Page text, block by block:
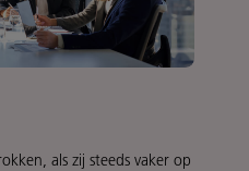
als zij steeds vaker op